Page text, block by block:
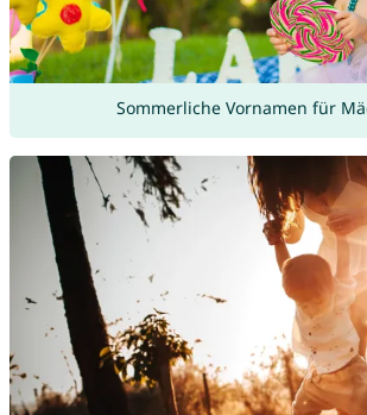
Sommerliche Vornamen für